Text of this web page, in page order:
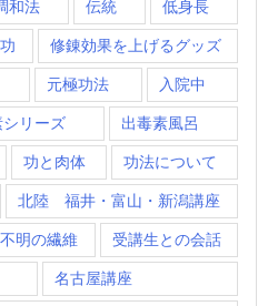
和法 伝統 低身長
修錬効果を上げるグッズ
元極功法 入院中
シリーズ 出毒素風呂
功と肉体 功法について
北陸 福井・富山・新潟講座
明の繊維 受講生との会話
名古屋講座